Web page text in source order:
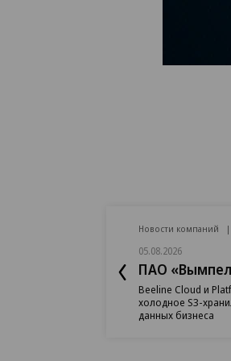
Новости компаний
05.08.2026
ПАО
Beeline Cloud и
холодное S3-
данных бизнеса